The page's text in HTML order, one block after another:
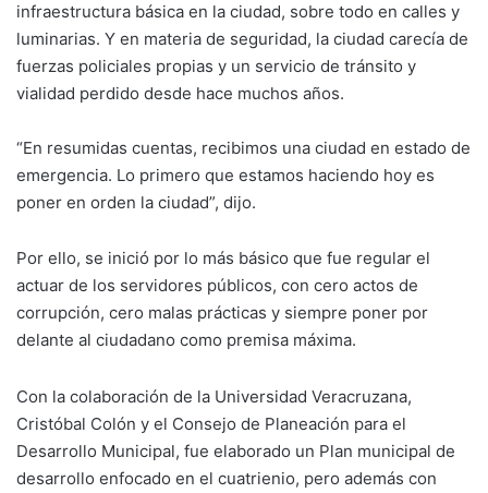
infraestructura básica en la ciudad, sobre todo en calles y
luminarias. Y en materia de seguridad, la ciudad carecía de
fuerzas policiales propias y un servicio de tránsito y
vialidad perdido desde hace muchos años.
“En resumidas cuentas, recibimos una ciudad en estado de
emergencia. Lo primero que estamos haciendo hoy es
poner en orden la ciudad”, dijo.
Por ello, se inició por lo más básico que fue regular el
actuar de los servidores públicos, con cero actos de
corrupción, cero malas prácticas y siempre poner por
delante al ciudadano como premisa máxima.
Con la colaboración de la Universidad Veracruzana,
Cristóbal Colón y el Consejo de Planeación para el
Desarrollo Municipal, fue elaborado un Plan municipal de
desarrollo enfocado en el cuatrienio, pero además con